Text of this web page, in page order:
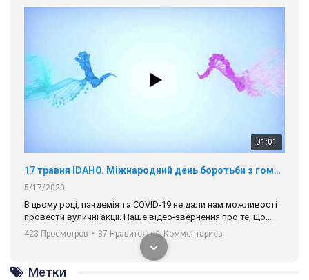
01:01
провести вуличні акції. Наше відео-звернення про те, що
навіть коли ми у різних містах та не можемо зустрінеться, ми
солідарності, приєднатися до нас. Регіональні підрозділи
ГАУ є в 16 областях України.
Разом наш голос лунає гучніше!
423 Просмотров
Метки